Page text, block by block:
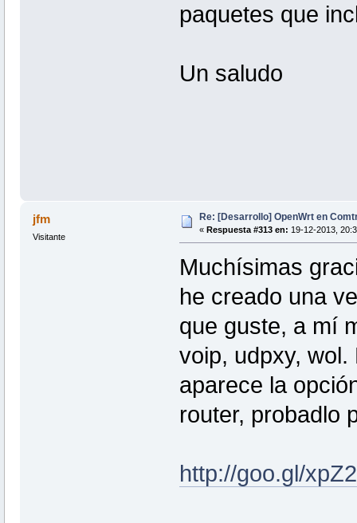
paquetes que
Un saludo
jfm
Visitante
Re: [Desarrollo] OpenWrt en
« Respuesta #313 en: 19-12-2013,
Muchísimas
he creado una
que guste, a mí
voip, udpxy,
aparece la
router, probadlo
http://goo.gl/